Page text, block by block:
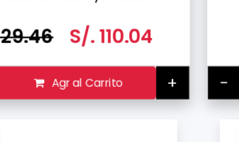
especial para Maquinas
lavavajillas 4 KG.S/. 110.04
Agr al Carrito + -